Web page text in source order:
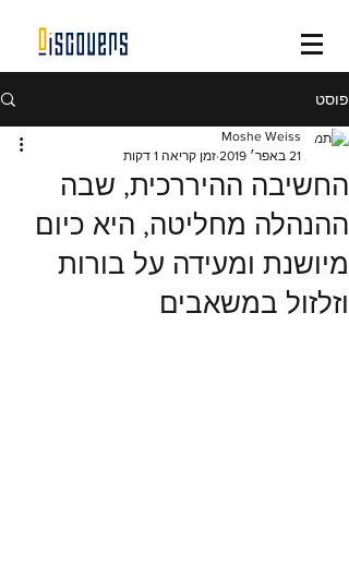
פוסט
החשיבה ההיררכית, שבה
ההנהלה מחליטה, היא כיום
מיושנת ומעידה על בורות
וזלזול במשאבים
Moshe Weiss
21 באפר׳ 2019
זמן קריאה 1 דקות